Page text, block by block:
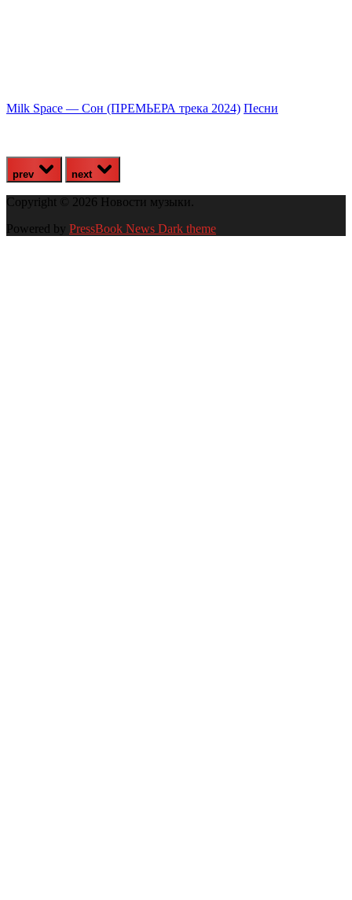
Milk Space — Сон (ПРЕМЬЕРА трека 2024) Песни
prev next
Copyright © 2026 Новости музыки.
Powered by PressBook News Dark theme